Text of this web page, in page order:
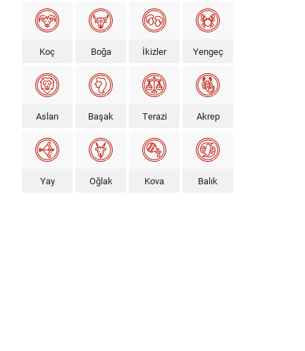
Koç Boğa İkizler Yengeç
Aslan Başak Terazi Akrep
Yay Oğlak Kova Balık